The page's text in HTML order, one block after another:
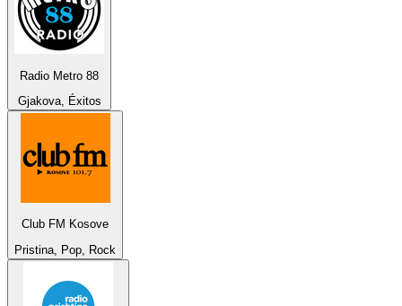
Radio Metro 88
Gjakova, Éxitos
Club FM Kosove
Pristina, Pop, Rock